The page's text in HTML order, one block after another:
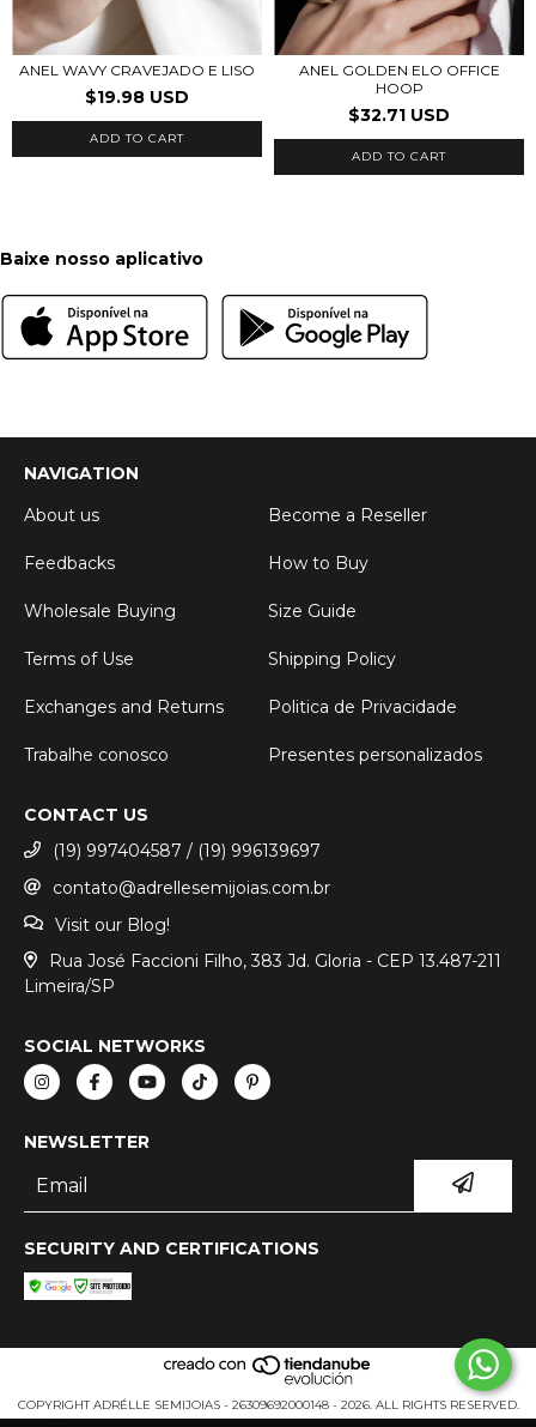
ANEL WAVY CRAVEJADO E LISO
$19.98 USD
ADD TO CART
ANEL GOLDEN ELO OFFICE
HOOP
$32.71 USD
ADD TO CART
Baixe nosso aplicativo
NAVIGATION
About us
Become a Reseller
Feedbacks How to Buy
Wholesale Buying Size Guide
Terms of Use Shipping Policy
Exchanges and Returns Politica de Privacidade
Trabalhe conosco Presentes personalizados
CONTACT US
(19) 997404587 / (19) 996139697
contato@adrellesemijoias.com.br
Visit our Blog!
Rua José Faccioni Filho, 383 Jd. Gloria - CEP 13.487-211
Limeira/SP
SOCIAL NETWORKS
NEWSLETTER
SECURITY AND CERTIFICATIONS
COPYRIGHT ADRÉLLE SEMIJOIAS - 26309692000148 - 2026. ALL RIGHTS RESERVED.